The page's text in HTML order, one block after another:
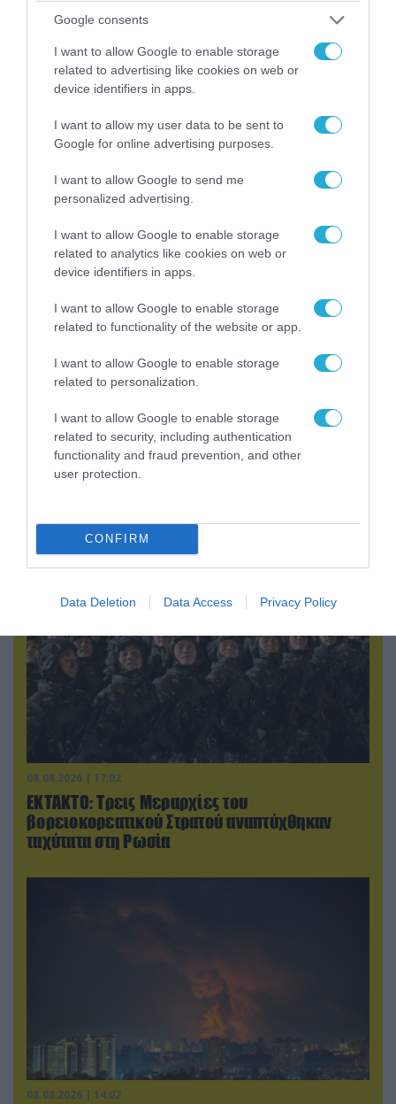
Google consents
I want to allow Google to enable storage
related to advertising like cookies on web or
device identifiers in apps.
I want to allow my user data to be sent to
Google for online advertising purposes.
I want to allow Google to send me
personalized advertising.
I want to allow Google to enable storage
related to analytics like cookies on web or
device identifiers in apps.
I want to allow Google to enable storage
related to functionality of the website or app.
I want to allow Google to enable storage
related to personalization.
I want to allow Google to enable storage
related to security, including authentication
functionality and fraud prevention, and other
user protection.
CONFIRM
Data Deletion Data Access Privacy Policy
07.08.2026 | 18:02
«Κεραυνοί» της ρωσικής Βοστόκ κατέκαψαν
εξοπλισμό των ΗΠΑ με Ουκρανούς και
Αμερικανούς μισθοφόρους – Δείτε βίντεο
07.08.2026 | 20:02
Ο Γιάννης Αλαφούζος «τέλειωσε» τον
απομάκρυνσής του
08.08.2026 | 17:02
ΕΚΤΑΚΤΟ: Τρεις Μεραρχίες του
βορειοκορεατικού Στρατού αναπτύχθηκαν
ταχύτατα στη Ρωσία
08.08.2026 | 14:02